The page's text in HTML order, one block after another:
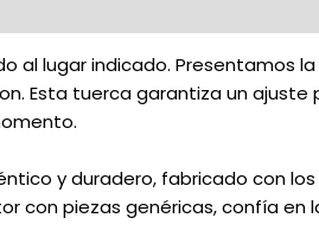
al lugar indicado. Presentamos
Esta tuerca garantiza un
y duradero, fabricado con
con piezas genéricas, confía en